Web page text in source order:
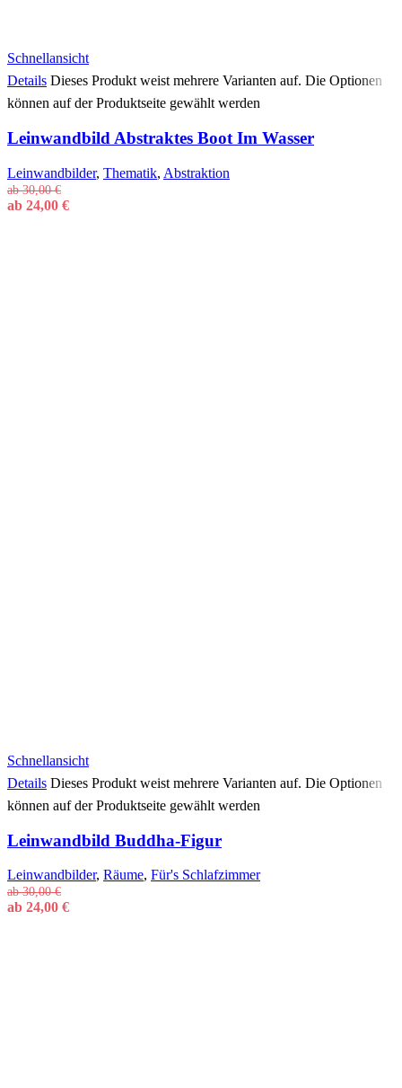
Schnellansicht
Details Dieses Produkt weist mehrere Varianten auf. Die Optionen
können auf der Produktseite gewählt werden
Leinwandbild Abstraktes Boot Im Wasser
Leinwandbilder, Thematik, Abstraktion
ab30,00€
ab 24,00 €
Schnellansicht
Details Dieses Produkt weist mehrere Varianten auf. Die Optionen
können auf der Produktseite gewählt werden
Leinwandbild Buddha-Figur
Leinwandbilder, Räume, Für's Schlafzimmer
ab30,00€
ab 24,00 €